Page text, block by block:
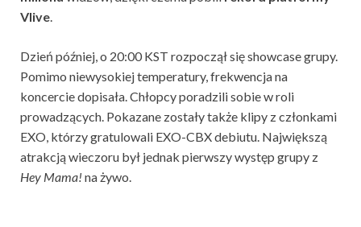
Vlive.
Dzień później, o 20:00 KST rozpoczął się showcase grupy.
Pomimo niewysokiej temperatury, frekwencja na
koncercie dopisała. Chłopcy poradzili sobie w roli
prowadzących. Pokazane zostały także klipy z członkami
EXO, którzy gratulowali EXO-CBX debiutu. Największą
atrakcją wieczoru był jednak pierwszy występ grupy z
Hey Mama! na żywo.